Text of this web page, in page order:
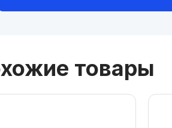
товары